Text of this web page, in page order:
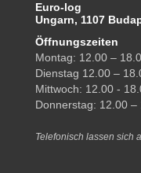
Euro-log
Ungarn, 1107
Öffnungszeiten
Montag: 12.00 –
Dienstag 12.00 –
Mittwoch: 12.00 -
Donnerstag: 12.00 –
Telefonisch lassen sich